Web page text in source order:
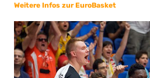
Weitere Infos zur EuroBasket